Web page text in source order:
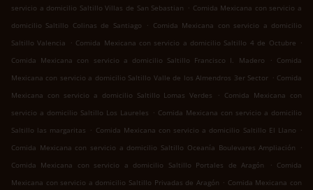
servicio a domicilio Saltillo Villas de San Sebastian . Comida Mexicana con servicio a
domicilio Saltillo Colinas de Santiago
. Comida Mexicana con servicio a domicilio
Saltillo Valencia
. Comida Mexicana con servicio a domicilio Saltillo 4 de Octubre .
Comida Mexicana con servicio a domicilio Saltillo Francisco I. Madero
. Comida
Mexicana con servicio a domicilio Saltillo Valle de los Almendros 3er Sector . Comida
Mexicana con servicio a domicilio Saltillo Lomas Verdes
. Comida Mexicana con
servicio a domicilio Saltillo Los Laureles . Comida Mexicana con servicio a domicilio
Saltillo las margaritas . Comida Mexicana con servicio a domicilio Saltillo El Llano .
Comida Mexicana con servicio a domicilio Saltillo Oceanía Boulevares Ampliación
.
Comida Mexicana con servicio a domicilio Saltillo Portales de Aragón
. Comida
Mexicana con servicio a domicilio Saltillo Privadas de Aragón . Comida Mexicana con